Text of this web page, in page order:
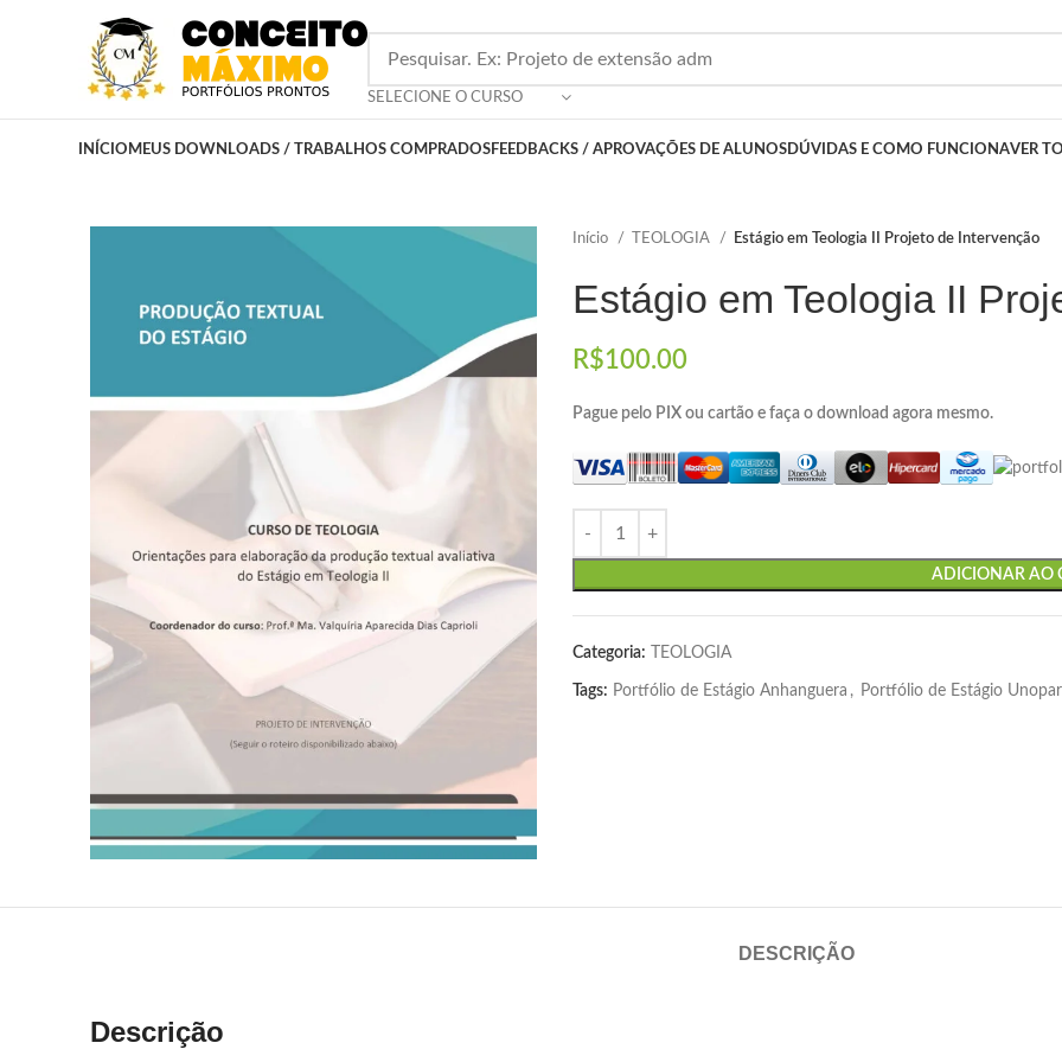
SELECIONE O CURSO
INÍCIO MEUS DOWNLOADS / TRABALHOS COMPRADOSFEEDBACKS / APROVAÇÕES DE ALUNOS DÚVIDAS E COMO FUNCIONAVER
Início TEOLOGIA Estágio em Teologia II Projeto de Intervenção
Estágio em Teologia II
R$100.00
Pague pelo PIX ou cartão e faça o download agora mesmo.
ADICIONAR AO
Categoria: TEOLOGIA
Tags: Portfólio de Estágio Anhanguera , Portfólio de Estágio Unopar
DESCRIÇÃO
Descrição